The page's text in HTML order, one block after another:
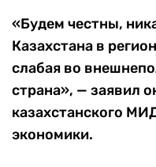
«Будем честны,
Казахстана в
слабая во
страна», — заявил
казахстанского
экономики.